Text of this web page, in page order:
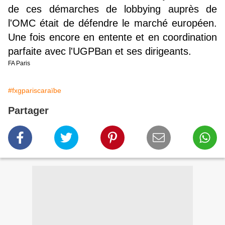
de ces démarches de lobbying auprès de
l'OMC était de défendre le marché européen.
Une fois encore en entente et en coordination
parfaite avec l'UGPBan et ses dirigeants.
FA Paris
#fxgpariscaraïbe
Partager